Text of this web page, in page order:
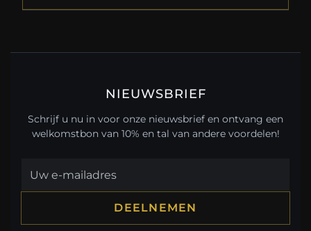
NIEUWSBRIEF
Schrijf u nu in voor onze nieuwsbrief en ontvang een
welkomstbon van 10% en tal van andere voordelen!
DEELNEMEN